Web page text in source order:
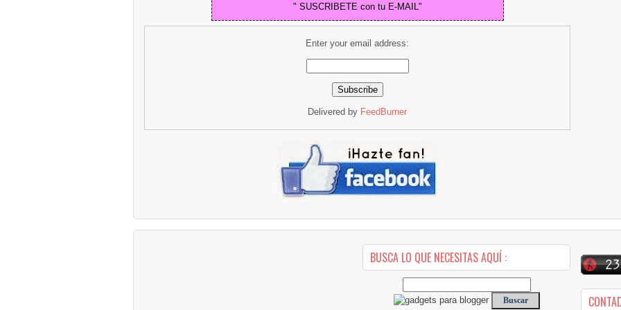
" SUSCRIBETE con tu E-MAIL"
Enter your email address:
Delivered by FeedBurner
BUSCA LO QUE NECESITAS AQUÍ :